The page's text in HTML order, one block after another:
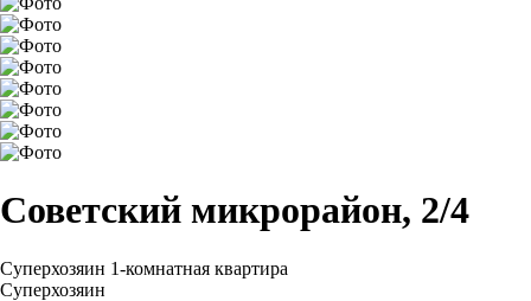
Советский микрорайон, 2/4
Суперхозяин 1-комнатная квартира
Суперхозяин